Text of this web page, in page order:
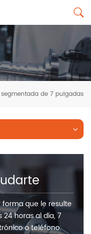
de 7 pulgadas
que le resulte
24 horas al día, 7
o teléfono.